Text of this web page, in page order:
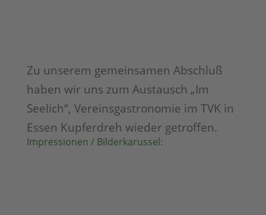
Zu unserem gemeinsamen Abschluß
haben wir uns zum Austausch „Im
Seelich“, Vereinsgastronomie im TVK in
Essen Kupferdreh wieder getroffen.
Impressionen / Bilderkarussel: